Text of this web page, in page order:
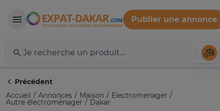
Expat-Dakar
Publier une annonce
Précédent
Accueil
Annonces Maison Electromenager
Autre électroménager Dakar